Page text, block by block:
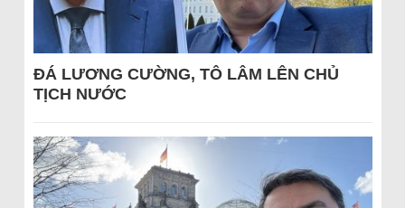
ĐÁ LƯƠNG CƯỜNG, TÔ LÂM LÊN CHỦ
TỊCH NƯỚC